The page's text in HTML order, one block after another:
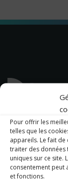
Pour offrir les
telles que les
appareils. Le fait
traiter des données
uniques sur ce site.
consentement peut
et fonctions.
14, rue des
44270 Machecoul
02 40 78 50 18